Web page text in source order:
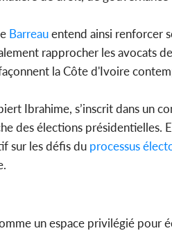
Barreauentend ainsi renforcer
rapprocher les avocats
la Côte d'Ivoire
Ibrahime, s’inscrit dans un
des élections présidentielles.
sur les défis du processus
un espace privilégié pour